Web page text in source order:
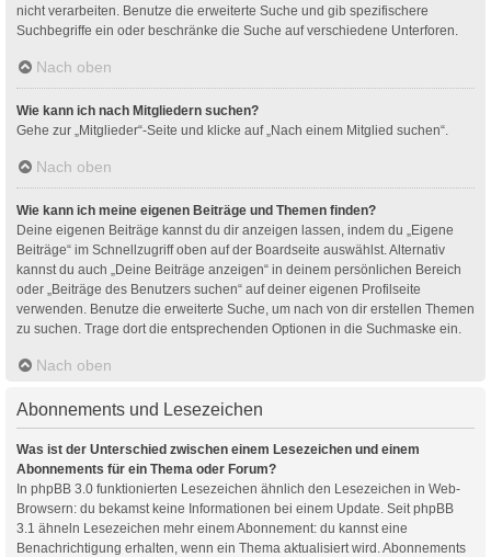
nicht verarbeiten. Benutze die erweiterte Suche und gib spezifischere
Suchbegriffe ein oder beschränke die Suche auf verschiedene Unterforen.
Nach oben
Wie kann ich nach Mitgliedern suchen?
Gehe zur „Mitglieder“-Seite und klicke auf „Nach einem Mitglied suchen“.
Nach oben
Wie kann ich meine eigenen Beiträge und Themen finden?
Deine eigenen Beiträge kannst du dir anzeigen lassen, indem du „Eigene
Beiträge“ im Schnellzugriff oben auf der Boardseite auswählst. Alternativ
kannst du auch „Deine Beiträge anzeigen“ in deinem persönlichen Bereich
oder „Beiträge des Benutzers suchen“ auf deiner eigenen Profilseite
verwenden. Benutze die erweiterte Suche, um nach von dir erstellen Themen
zu suchen. Trage dort die entsprechenden Optionen in die Suchmaske ein.
Nach oben
Abonnements und Lesezeichen
Was ist der Unterschied zwischen einem Lesezeichen und einem
Abonnements für ein Thema oder Forum?
In phpBB 3.0 funktionierten Lesezeichen ähnlich den Lesezeichen in Web-
Browsern: du bekamst keine Informationen bei einem Update. Seit phpBB
3.1 ähneln Lesezeichen mehr einem Abonnement: du kannst eine
Benachrichtigung erhalten, wenn ein Thema aktualisiert wird. Abonnements